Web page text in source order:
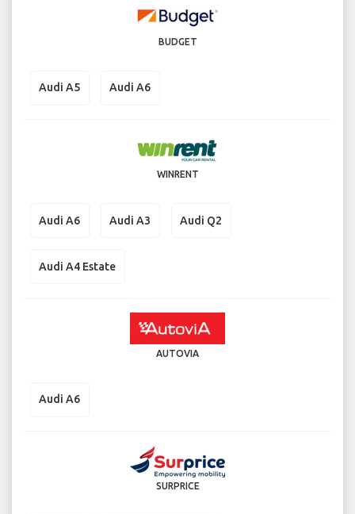
BUDGET
Audi A5 Audi A6
WINRENT
Audi A6 Audi A3 Audi Q2
Audi A4 Estate
AUTOVIA
Audi A6
SURPRICE